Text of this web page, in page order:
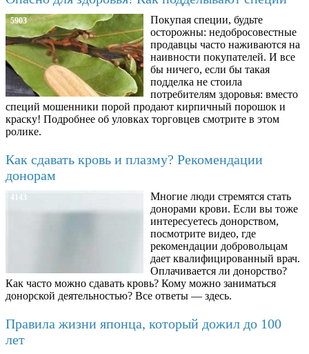
5903
Покупая специи, будьте
осторожны: недобросовестные
продавцы часто наживаются на
наивности покупателей. И все
бы ничего, если бы такая
подделка не стоила
потребителям здоровья: вместо
специй мошенники порой продают кирпичный порошок и
краску! Подробнее об уловках торговцев смотрите в этом
ролике.
Как сдавать кровь и плазму? Рекомендации
донорам
4143
Многие люди стремятся стать
донорами крови. Если вы тоже
интересуетесь донорством,
посмотрите видео, где
рекомендации добровольцам
дает квалифицированный врач.
Оплачивается ли донорство?
Как часто можно сдавать кровь? Кому можно заниматься
донорской деятельностью? Все ответы — здесь.
Правила жизни японца, который дожил до 100
лет